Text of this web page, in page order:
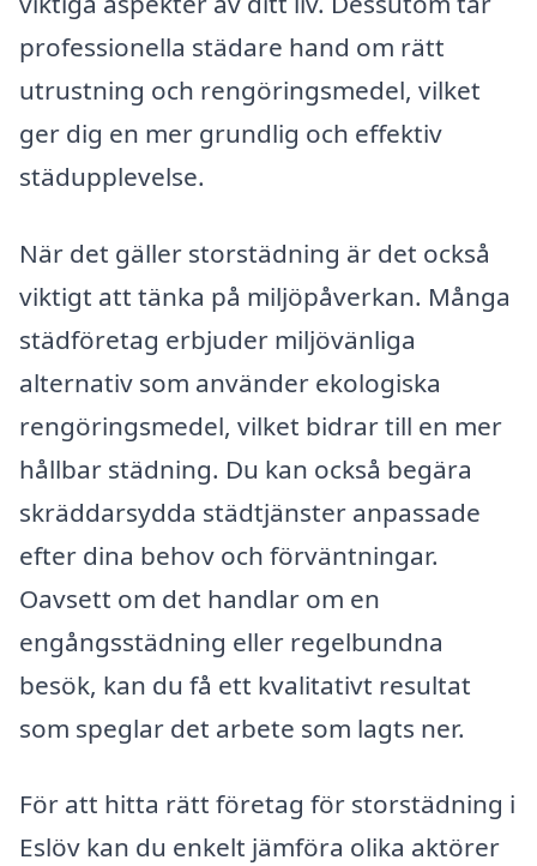
professionella städare hand om rätt
utrustning och rengöringsmedel, vilket
ger dig en mer grundlig och effektiv
städupplevelse.
När det gäller storstädning är det också
viktigt att tänka på miljöpåverkan. Många
städföretag erbjuder miljövänliga
alternativ som använder ekologiska
rengöringsmedel, vilket bidrar till en mer
hållbar städning. Du kan också begära
skräddarsydda städtjänster anpassade
efter dina behov och förväntningar.
Oavsett om det handlar om en
engångsstädning eller regelbundna
besök, kan du få ett kvalitativt resultat
som speglar det arbete som lagts ner.
För att hitta rätt företag för storstädning i
Eslöv kan du enkelt jämföra olika aktörer